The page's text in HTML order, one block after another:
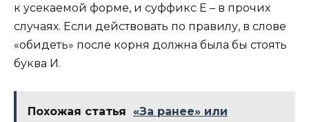
к усекаемой форме, и суффикс Е – в прочих
случаях. Если действовать по правилу, в слове
«обидеть» после корня должна была бы стоять
буква И.
Похожая статья
«За ранее» или